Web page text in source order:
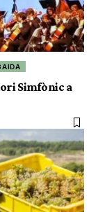
Simfònic a